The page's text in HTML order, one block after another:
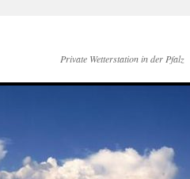
Private Wetterstation in der Pfalz